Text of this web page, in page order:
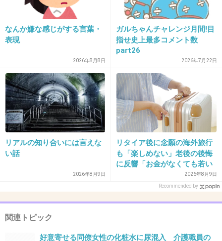
37. 匿名 2026/07/07(火) 21:24:12
自己肯定感が著しく低いため行為を向けられると、嘘でし
ょ？なんで？私あなたに好きになってもらえるような人間
じゃないよ？とか思ってしまう
+7 -1
38. 匿名2026/07/07(火) 21:25:02
付き合うかわからない旨を伝えて連絡先交換して仕事が忙
しく、かなり返信遅れる事まで伝えているのに、ずっと返
信遅い事を突かれたり。「そういう配慮してくれないなら
なんか嫌な感じがする言葉・
表現
2026年8月8日
ガルちゃんチャレンジ月間!目
指せ史上最多コメント数
part26
2026年7月22日
リアルの知り合いには言えな
い話
2026年8月9日
リタイア後に念願の海外旅行
も「楽しめない」老後の後悔
に反響「お金がなくても若い
うちに？」50代以上の切実な
2026年8月9日
Recommended by
関連トピック
好意寄せる同僚女性の化粧水に尿混入 介護職員の